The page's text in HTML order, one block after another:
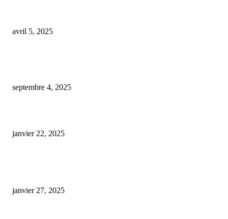
avril 5, 2025
septembre 4, 2025
janvier 22, 2025
janvier 27, 2025